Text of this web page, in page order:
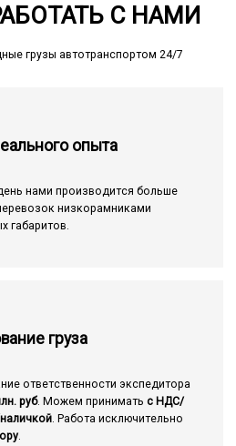
С НАМИ
грузы автотранспортом 24/7
опыта
нами производится больше
низкорамниками
габаритов.
груза
ответственности экспедитора
руб. Можем принимать с НДС/
. Работа исключительно
.